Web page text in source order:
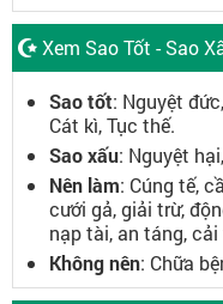
Xem Sao Tốt - Sao
Sao tốt: Nguyệt
Cát kì, Tục thế.
Sao xấu: Nguyệt
Nên làm: Cúng tế,
cưới gả, giải trừ,
nạp tài, an táng,
Không nên: Chữa